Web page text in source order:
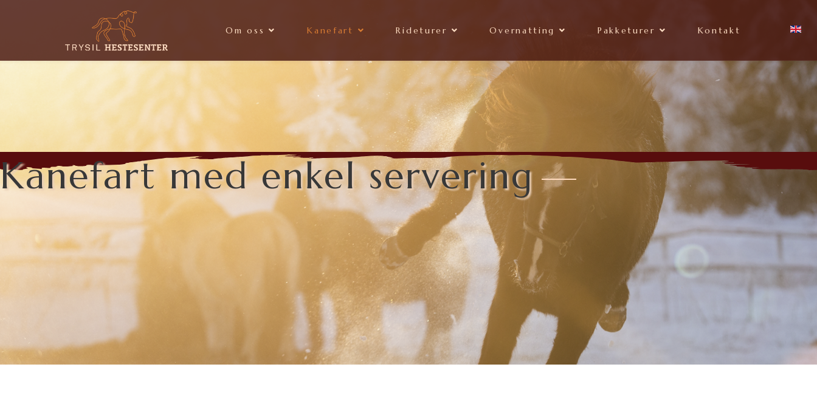
Om oss Kanefart Rideturer Overnatting Pakketurer Kontakt
Kanefart med enkel servering